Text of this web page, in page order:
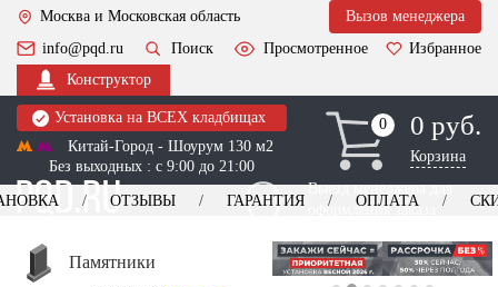
Москва и Московская область
Вызов менеджера
info@pqd.ru
Поиск Просмотренное
Избранное
Конструктор
Установка на ВСЕХ кладбищах
Китай-Город - Шоурум 130 м2
Без выходных : с 9:00 до 21:00
0
0 0 руб.
Корзина
Выезд менеджера для
оформления заказа
+7 (495) 518-44-23
ОТЗЫВЫ ГАРАНТИЯ ОПЛАТА
Памятники